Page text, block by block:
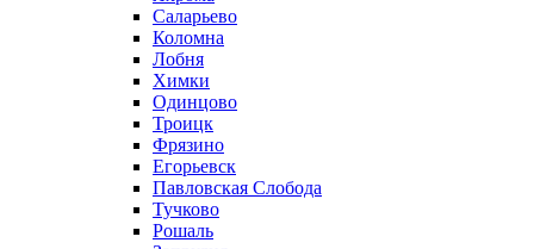
Саларьево
Коломна
Лобня
Химки
Одинцово
Троицк
Фрязино
Егорьевск
Павловская Слобода
Тучково
Рошаль